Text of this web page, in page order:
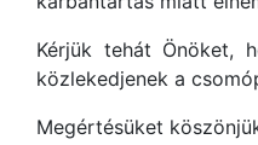
Kérjük tehát Önöket,
közlekedjenek a
Megértésüket